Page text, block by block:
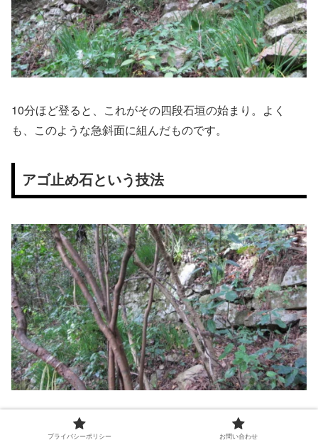
10分ほど登ると、これがその四段石垣の始まり。よく
も、このような急斜面に組んだものです。
アゴ止め石という技法
プライバシーポリシー お問い合わせ